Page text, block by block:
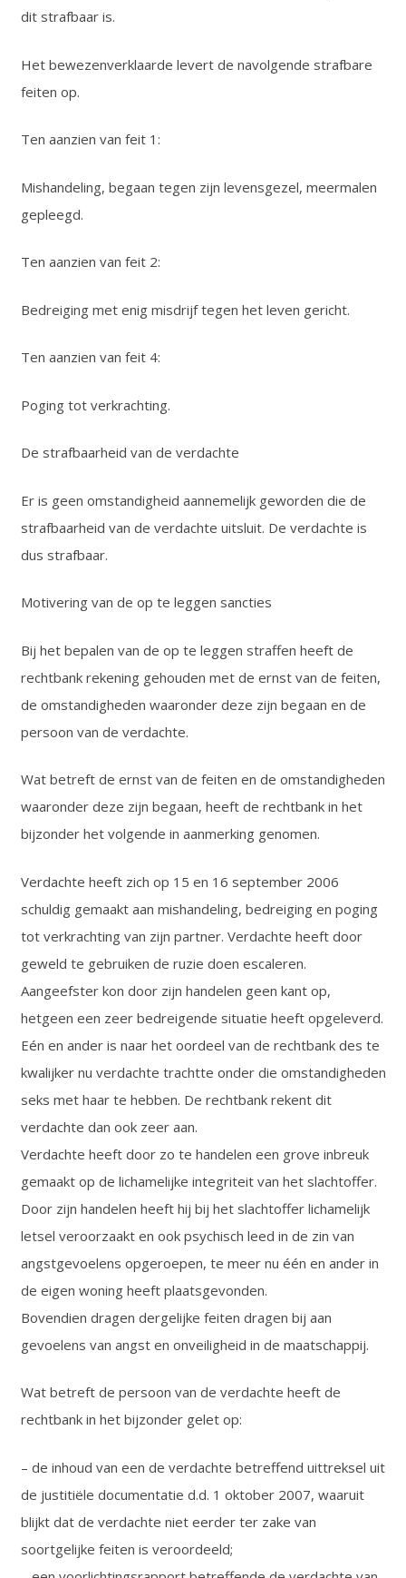
dit strafbaar is.
Het bewezenverklaarde levert de navolgende strafbare
feiten op.
Ten aanzien van feit 1:
Mishandeling, begaan tegen zijn levensgezel, meermalen
gepleegd.
Ten aanzien van feit 2:
Bedreiging met enig misdrijf tegen het leven gericht.
Ten aanzien van feit 4:
Poging tot verkrachting.
De strafbaarheid van de verdachte
Er is geen omstandigheid aannemelijk geworden die de
strafbaarheid van de verdachte uitsluit. De verdachte is
dus strafbaar.
Motivering van de op te leggen sancties
Bij het bepalen van de op te leggen straffen heeft de
rechtbank rekening gehouden met de ernst van de feiten,
de omstandigheden waaronder deze zijn begaan en de
persoon van de verdachte.
Wat betreft de ernst van de feiten en de omstandigheden
waaronder deze zijn begaan, heeft de rechtbank in het
bijzonder het volgende in aanmerking genomen.
Verdachte heeft zich op 15 en 16 september 2006
schuldig gemaakt aan mishandeling, bedreiging en poging
tot verkrachting van zijn partner. Verdachte heeft door
geweld te gebruiken de ruzie doen escaleren.
Aangeefster kon door zijn handelen geen kant op,
hetgeen een zeer bedreigende situatie heeft opgeleverd.
Eén en ander is naar het oordeel van de rechtbank des te
kwalijker nu verdachte trachtte onder die omstandigheden
seks met haar te hebben. De rechtbank rekent dit
verdachte dan ook zeer aan.
Verdachte heeft door zo te handelen een grove inbreuk
gemaakt op de lichamelijke integriteit van het slachtoffer.
Door zijn handelen heeft hij bij het slachtoffer lichamelijk
letsel veroorzaakt en ook psychisch leed in de zin van
angstgevoelens opgeroepen, te meer nu één en ander in
de eigen woning heeft plaatsgevonden.
Bovendien dragen dergelijke feiten dragen bij aan
gevoelens van angst en onveiligheid in de maatschappij.
Wat betreft de persoon van de verdachte heeft de
rechtbank in het bijzonder gelet op:
– de inhoud van een de verdachte betreffend uittreksel uit
de justitiële documentatie d.d. 1 oktober 2007, waaruit
blijkt dat de verdachte niet eerder ter zake van
soortgelijke feiten is veroordeeld;